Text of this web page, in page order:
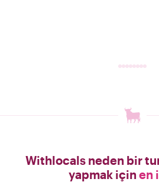
Withlocals neden bir
yapmak için en